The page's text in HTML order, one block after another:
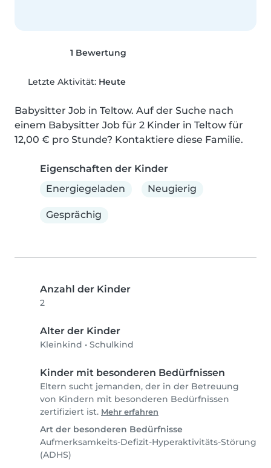
1 Bewertung
Letzte Aktivität: Heute
Babysitter Job in Teltow. Auf der Suche nach
einem Babysitter Job für 2 Kinder in Teltow für
12,00 € pro Stunde? Kontaktiere diese Familie.
Eigenschaften der Kinder
Energiegeladen
Neugierig
Gesprächig
Anzahl der Kinder
2
Alter der Kinder
Kleinkind • Schulkind
Kinder mit besonderen Bedürfnissen
Eltern sucht jemanden, der in der Betreuung
von Kindern mit besonderen Bedürfnissen
zertifiziert ist. Mehr erfahren
Art der besonderen Bedürfnisse
Aufmerksamkeits-Defizit-Hyperaktivitäts-Störung
(ADHS)